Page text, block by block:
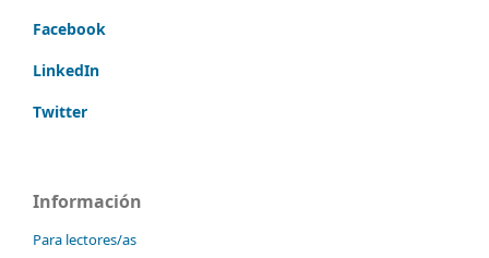
Facebook
LinkedIn
Twitter
Información
Para lectores/as